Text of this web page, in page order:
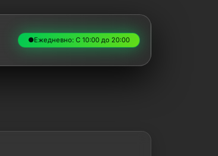
●Ежедневно: С 10:00 до 20:00